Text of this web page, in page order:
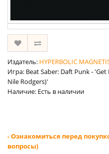
Издатель: HYPERBOLIC
Игра: Beat Saber: Daft Punk -
Nile Rodgers)'
Наличие: Есть в наличии
- Ознакомиться перед
вопросы)